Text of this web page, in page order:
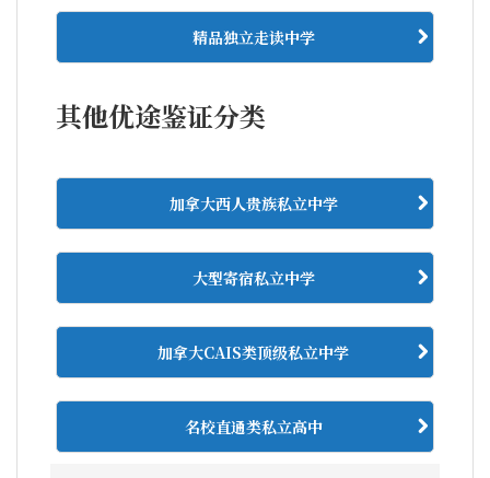
精品独立走读中学
其他优途鉴证分类
加拿大西人贵族私立中学
大型寄宿私立中学
加拿大CAIS类顶级私立中学
名校直通类私立高中